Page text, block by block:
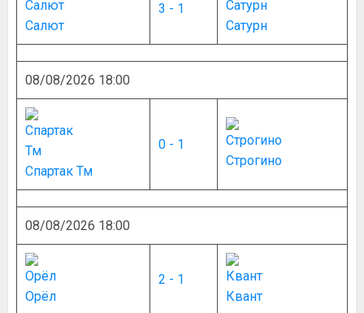
Салют
3 - 1
Сатурн
08/08/2026 18:00
Спартак Тм
0 - 1
Строгино
08/08/2026 18:00
Орёл
2 - 1
Квант